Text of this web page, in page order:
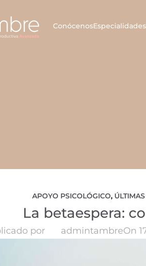
ConócenosEspecialidades
APOYO PSICOLÓGICO,
La betaespera:
por admintambreOn